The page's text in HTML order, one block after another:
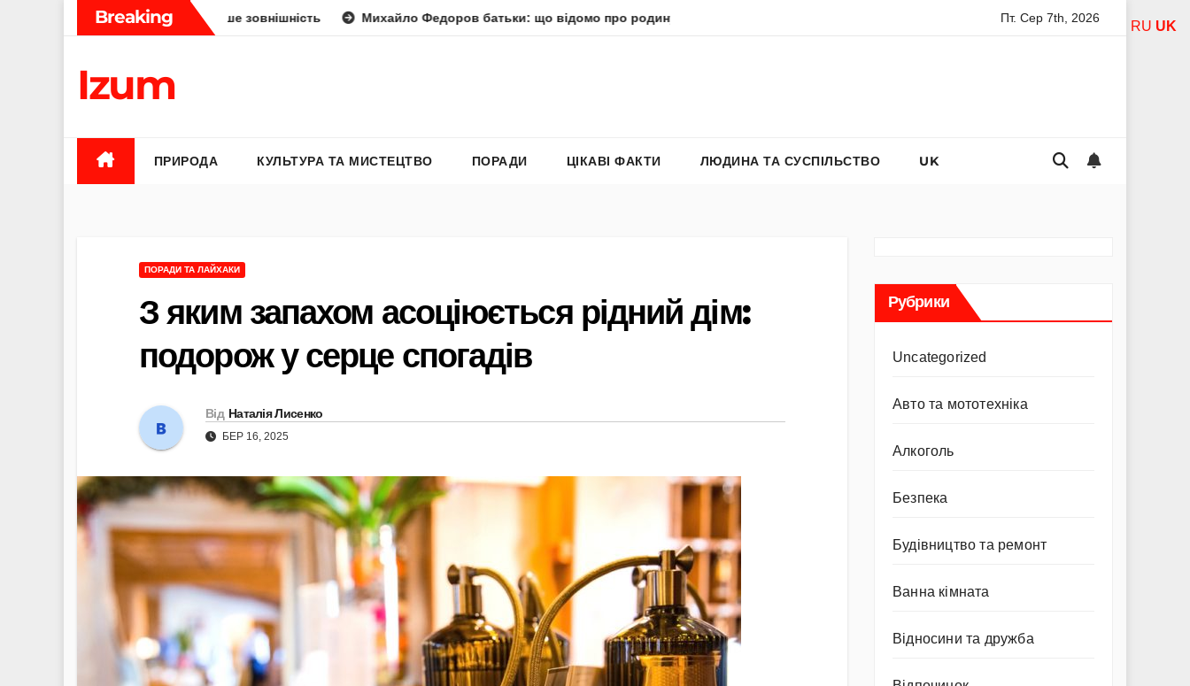
Breaking
укус, отрута чи лише зовнішність Михайло Федоров батьки: що відомо про родину політика Молитва пресвятої богородиці за дітей: слова захисту і материнського
Пт. Сер 7th, 2026
Izum
ПРИРОДА КУЛЬТУРА ТА МИСТЕЦТВО ПОРАДИ ЦІКАВІ ФАКТИ ЛЮДИНА ТА СУСПІЛЬСТВО UK
ПОРАДИ ТА ЛАЙХАКИ
З яким запахом асоціюється рідний дім:
подорож у серце спогадів
Від Наталія Лисенко
БЕР 16, 2025
Рубрики
Uncategorized
Авто та мототехніка
Алкоголь
Безпека
Будівництво та ремонт
Ванна кімната
Відносини та дружба
RU UK